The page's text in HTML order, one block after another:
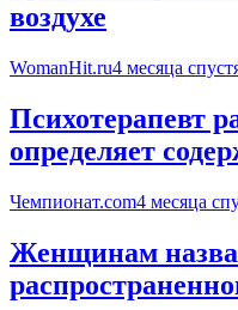
воздухе
WomanHit.ru4 месяца
Психотерапевт
определяет
Чемпионат.com4 месяца
Женщинам